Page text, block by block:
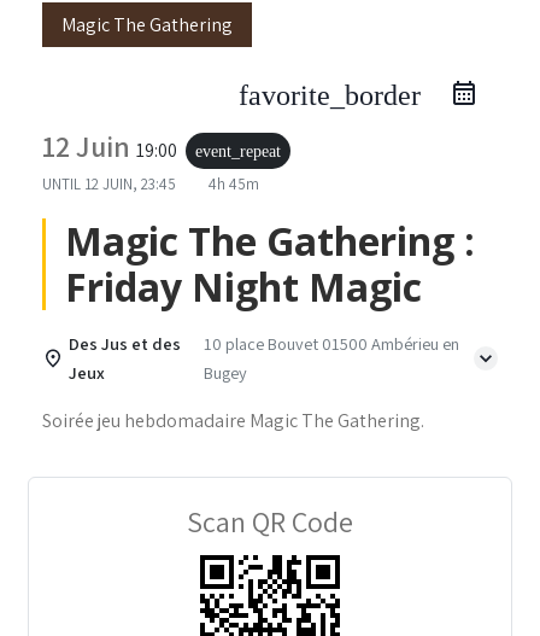
Magic The Gathering
favorite_border
12 Juin 19:00 event_repeat
UNTIL 12 JUIN, 23:45 4h 45m
Magic The Gathering :
Friday Night Magic
Des Jus et des
Jeux
10 place Bouvet 01500 Ambérieu en
Bugey
Soirée jeu hebdomadaire Magic The Gathering.
Scan QR Code